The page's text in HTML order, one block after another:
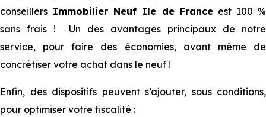
conseillers Immobilier Neuf Ile de Franceest 100 %
sans frais ! Un des avantages principaux de notre
service, pour faire des économies, avant même de
concrétiser votre achat dans le neuf !
Enfin, des dispositifs peuvent s’ajouter, sous conditions,
pour optimiser votre fiscalité :